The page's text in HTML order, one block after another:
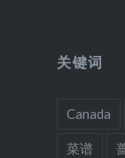
关键词
Canada
菜谱